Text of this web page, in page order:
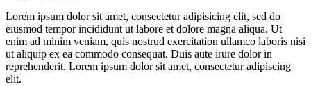
Lorem ipsum dolor sit amet, consectetur adipisicing elit, sed do
eiusmod tempor incididunt ut labore et dolore magna aliqua. Ut
enim ad minim veniam, quis nostrud exercitation ullamco laboris nisi
ut aliquip ex ea commodo consequat. Duis aute irure dolor in
reprehenderit. Lorem ipsum dolor sit amet, consectetur adipiscing
elit.